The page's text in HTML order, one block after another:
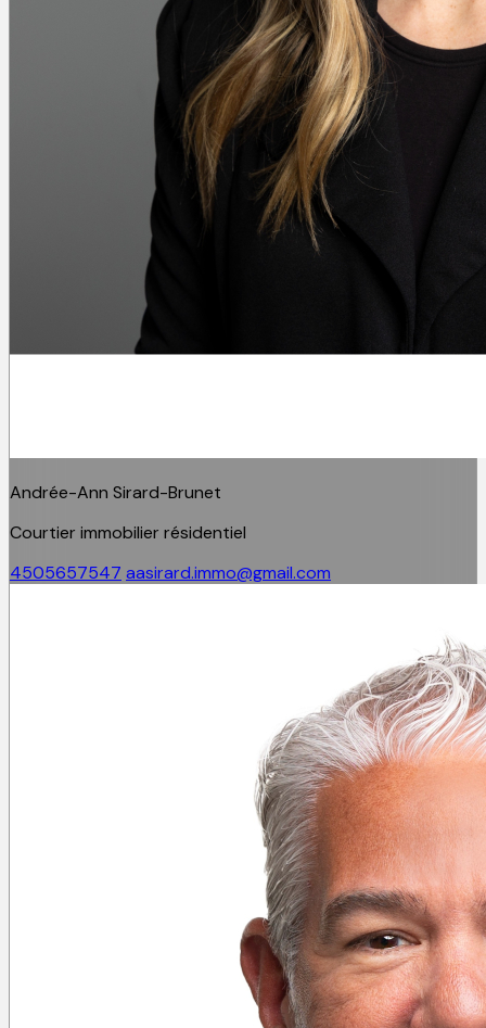
Andrée-Ann Sirard-Brunet
Courtier immobilier résidentiel
4505657547 aasirard.immo@gmail.com